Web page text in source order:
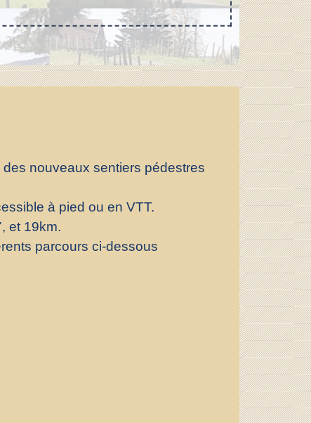
nouveaux sentiers pédestres
à pied ou en VTT.
et 19km.
parcours ci-dessous